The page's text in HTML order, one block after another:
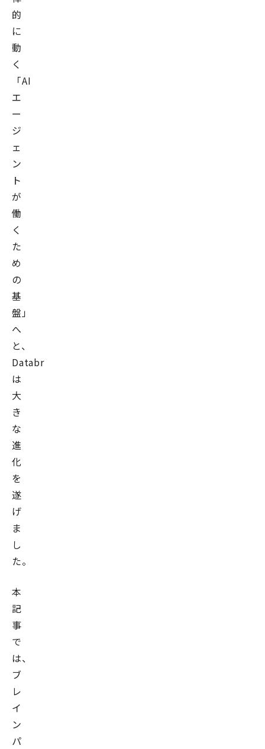
的
に
動
く
「AI
エ
ー
ジ
ェ
ン
ト
が
働
く
た
め
の
基
盤」
へ
と、
Databricks
は
大
き
な
進
化
を
遂
げ
ま
し
た。
本
記
事
で
は、
ブ
レ
イ
ン
パ